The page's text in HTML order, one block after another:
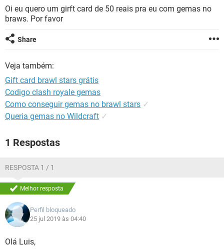
INSTAGRAM GMAIL
GUIA DE COMPRAS
OUTLOOK EXCEL
JOGOS WHATSAPP
CELULAR
OUTLOOK
GUIA DE COMPRAS
Oi eu quero um girft card de 50 reais pra eu com gemas no
braws. Por favor
Share
Veja também:
Gift card brawl stars grátis
Codigo clash royale gemas
Como conseguir gemas no brawl stars ✓
Queria gemas no Wildcraft ✓
1 Respostas
RESPOSTA 1 / 1
Melhor resposta
Perfil bloqueado
25 jul 2019 às 04:40
Olá Luis,